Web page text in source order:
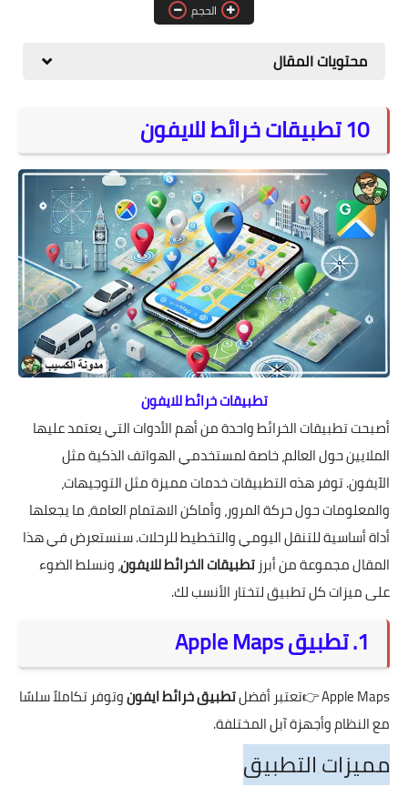
المواقعالحجم
محتويات المقال
10 تطبيقات خرائط للايفون
تطبيقات خرائط للايفون
أصبحت تطبيقات الخرائط واحدة من أهم الأدوات التي يعتمد عليها
الملايين حول العالم، خاصة لمستخدمي الهواتف الذكية مثل
الآيفون. توفر هذه التطبيقات خدمات مميزة مثل التوجيهات،
والمعلومات حول حركة المرور، وأماكن الاهتمام العامة، ما يجعلها
أداة أساسية للتنقل اليومي والتخطيط للرحلات. سنستعرض في هذا
المقال مجموعة من أبرز تطبيقات الخرائط للايفون، ونسلط الضوء
على ميزات كل تطبيق لتختار الأنسب لك.
1. تطبيق Apple Maps
Apple Maps👉تعتبر أفضلتطبيق خرائط ايفونوتوفر تكاملاً سلسًا
مع النظام وأجهزة آبل المختلفة.
مميزات التطبيق